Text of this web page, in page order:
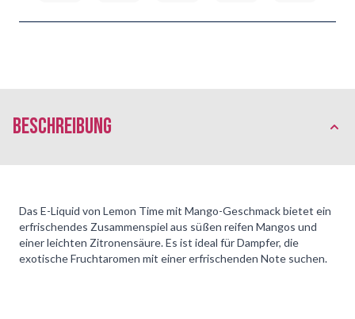
Beschreibung
Das E-Liquid von Lemon Time mit Mango-Geschmack bietet ein
erfrischendes Zusammenspiel aus süßen reifen Mangos und
einer leichten Zitronensäure. Es ist ideal für Dampfer, die
exotische Fruchtaromen mit einer erfrischenden Note suchen.